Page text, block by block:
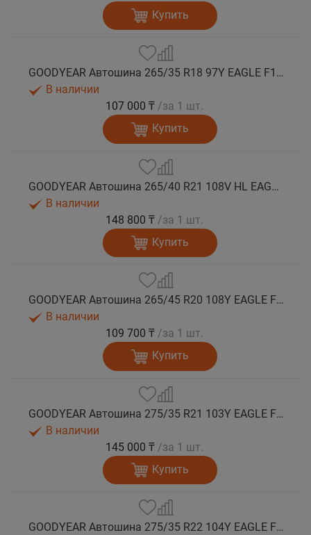
Купить
GOODYEAR Автошина 265/35 R18 97Y EAGLE F1 ASYMMETRIC 6 XL FP лето
В наличии
107 000 ₸ /за 1 шт.
Купить
GOODYEAR Автошина 265/40 R21 108V HL EAGLE F1 ASYMMETRIC 6 XL FP EV-Ready лето
В наличии
148 800 ₸ /за 1 шт.
Купить
GOODYEAR Автошина 265/45 R20 108Y EAGLE F1 ASYMMETRIC 6 XL FP EV-Ready лето
В наличии
109 700 ₸ /за 1 шт.
Купить
GOODYEAR Автошина 275/35 R21 103Y EAGLE F1 ASYMMETRIC 6 XL FP EV-Ready лето
В наличии
145 000 ₸ /за 1 шт.
Купить
GOODYEAR Автошина 275/35 R22 104Y EAGLE F1 ASYMMETRIC 6 XL FP EV-Ready лето